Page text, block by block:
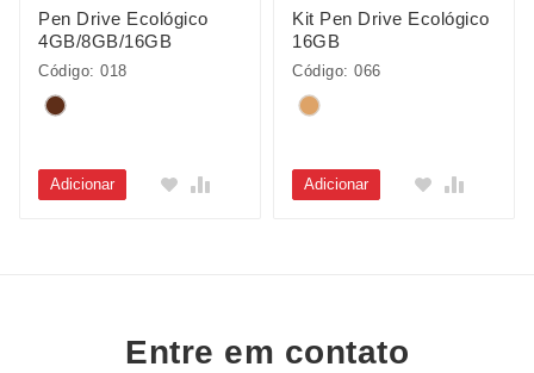
Pen Drive Ecológico
4GB/8GB/16GB
Código: 018
Adicionar
Kit Pen Drive Ecológico
16GB
Código: 066
Adicionar
Entre em contato